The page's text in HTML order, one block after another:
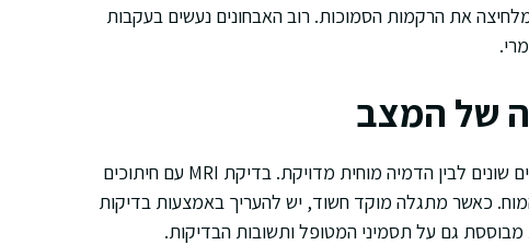
את הרקמות הסמוכות. רוב האבחונים נעשים בעקבות
של המצב
מהניסיון שלי, האבחון דורש שילוב בין בדיקות דם להורמונים שונים לבין הדמיה מוחית מדויקת. בדיקת MRI עם חיתוכים
כאשר מתגלה מוקד חשוד, יש להעריך באמצעות בדיקות
מבוססת גם על תסמיני המטופל ותשובות הבדיקות.